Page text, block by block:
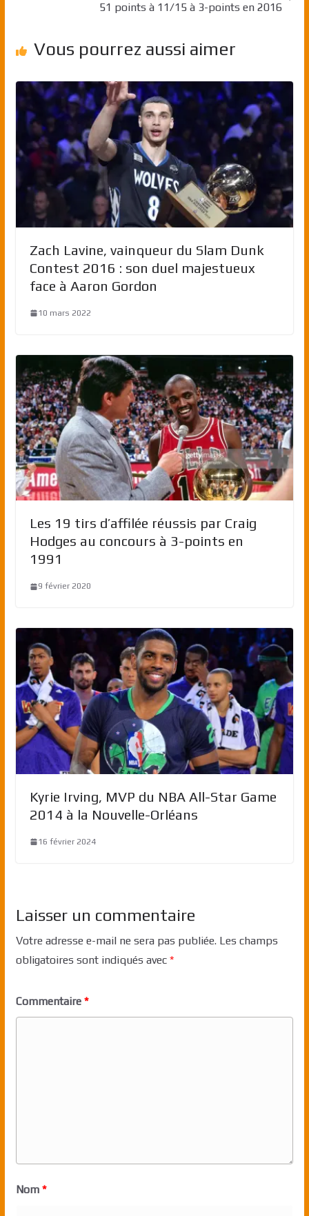
51 points à 11/15 à 3-points en 2016
Vous pourrez aussi aimer
Zach Lavine, vainqueur du Slam Dunk
Contest 2016 : son duel majestueux
face à Aaron Gordon
10 mars 2022
Les 19 tirs d’affilée réussis par Craig
Hodges au concours à 3-points en
1991
9 février 2020
Kyrie Irving, MVP du NBA All-Star Game
2014 à la Nouvelle-Orléans
16 février 2024
Laisser un commentaire
Votre adresse e-mail ne sera pas publiée. Les champs
obligatoires sont indiqués avec *
Commentaire *
Nom *